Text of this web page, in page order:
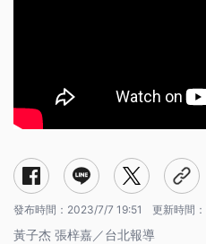
發布時間： 2023/7/7 19:51 更新時間：
黃子杰 張梓嘉／台北報導